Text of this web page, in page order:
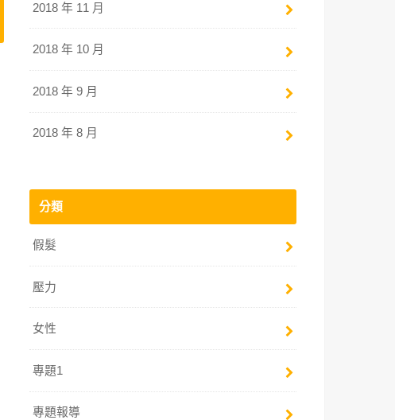
2018 年 11 月
2018 年 10 月
2018 年 9 月
2018 年 8 月
分類
假髮
壓力
女性
專題1
專題報導